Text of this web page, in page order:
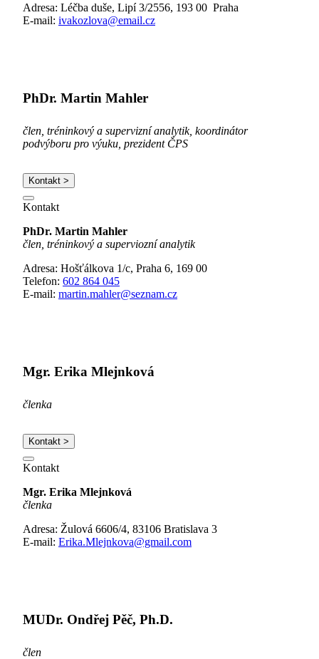
Adresa: Léčba duše, Lipí 3/2556, 193 00 Praha
E-mail: ivakozlova@email.cz
PhDr. Martin Mahler
člen, tréninkový a supervizní analytik, koordinátor
podvýboru pro výuku, prezident ČPS
Kontakt >
Kontakt
PhDr. Martin Mahler
člen, tréninkový a superviozní analytik
Adresa: Hošťálkova 1/c, Praha 6, 169 00
Telefon: 602 864 045
E-mail: martin.mahler@seznam.cz
Mgr. Erika Mlejnková
členka
Kontakt >
Kontakt
Mgr. Erika Mlejnková
členka
Adresa: Žulová 6606/4, 83106 Bratislava 3
E-mail: Erika.Mlejnkova@gmail.com
MUDr. Ondřej Pěč, Ph.D.
člen